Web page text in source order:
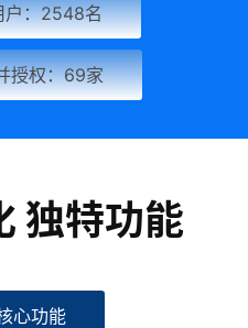
户：2548名
授权：69家
独特功能
心功能